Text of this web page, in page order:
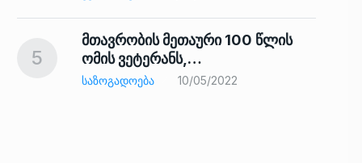
5
მთავრობის მეთაური 100 წლის
ომის ვეტერანს,…
ᲡᲐᲖᲝᲒᲐᲓᲝᲔᲑᲐ 10/05/2022